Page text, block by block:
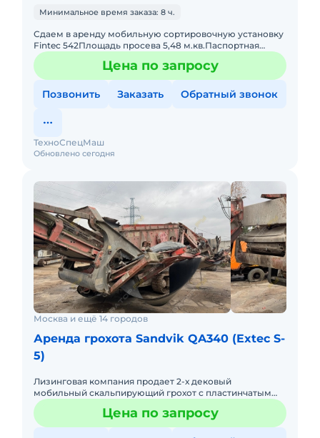
Минимальное время заказа: 8 ч.
Сдаем в аренду мобильную сортировочную установку
Fintec 542Площадь просева 5,48 м.кв.Паспортная
производительность 400 т/чКолосниковая решетка на
радиоуправлениЦена по запросу
Позвонить Заказать Обратный звонок
Обновлено сегодня
ТехноСпецМаш
Москва и ещё 14 городов
Аренда грохота Sandvik QA340 (Extec S-
5)
Лизинговая компания продает 2-х дековый
мобильный скальпирующий грохот с пластинчатым
питателем Sandvik QE 340 2011 г.в.Двигатель
CATERPILLAR C 4.4Номинальная м
Цена по запросу